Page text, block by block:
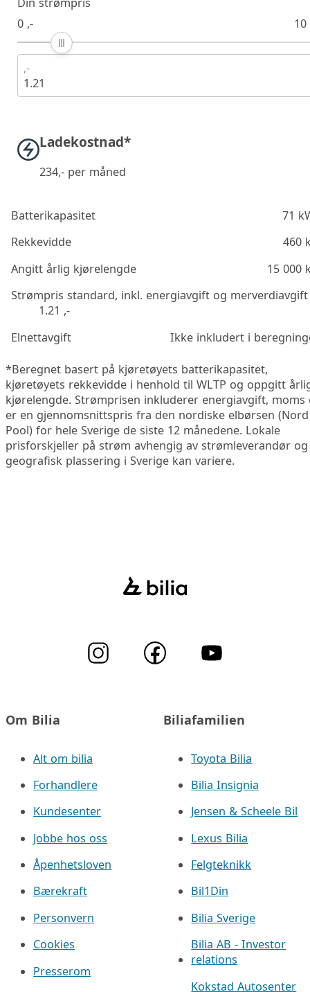
0 ,-
10
,-
1.21
Ladekostnad*
234,- per måned
Batterikapasitet
71
Rekkevidde
460
Angitt årlig kjørelengde
15 000
Strømpris standard, inkl. energiavgift og merverdiavgift
1.21 ,-
Elnettavgift
Ikke inkludert i
*Beregnet basert på kjøretøyets batterikapasitet,
kjøretøyets rekkevidde i henhold til WLTP og oppgitt
kjørelengde. Strømprisen inkluderer energiavgift, moms
er en gjennomsnittspris fra den nordiske elbørsen (Nord
Pool) for hele Sverige de siste 12 månedene. Lokale
prisforskjeller på strøm avhengig av strømleverandør og
geografisk plassering i Sverige kan variere.
Om Bilia
Alt om bilia
Forhandlere
Kundesenter
Jobbe hos oss
Åpenhetsloven
Bærekraft
Personvern
Cookies
Presserom
Biliafamilien
Toyota Bilia
Bilia Insignia
Jensen & Scheele Bil
Lexus Bilia
Felgteknikk
Bil1Din
Bilia Sverige
Bilia AB - Investor
relations
Kokstad Autosenter